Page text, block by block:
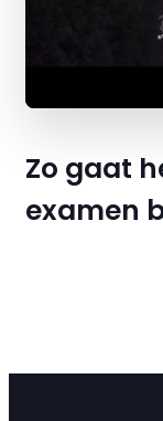
Zo gaat
examen